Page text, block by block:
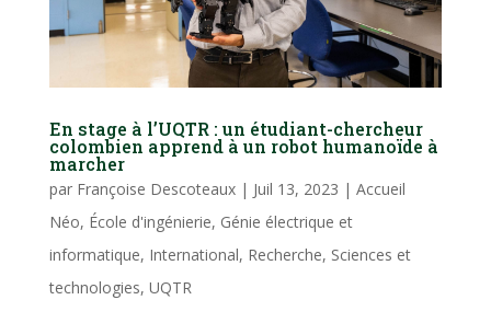
En stage à l’UQTR : un étudiant-chercheur
colombien apprend à un robot humanoïde à
marcher
par Françoise Descoteaux| Juil 13, 2023 | Accueil
Néo, École d'ingénierie, Génie électrique et
informatique, International, Recherche, Sciences et
technologies, UQTR